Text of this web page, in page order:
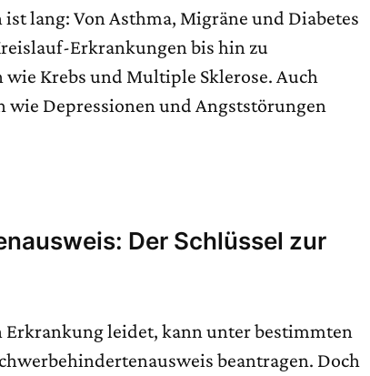
lang: Von Asthma, Migräne und Diabetes
Erkrankungen bis hin zu
Krebs und Multiple Sklerose. Auch
wie Depressionen und Angststörungen
Der Schlüssel zur
Erkrankung leidet, kann unter bestimmten
beantragen. Doch